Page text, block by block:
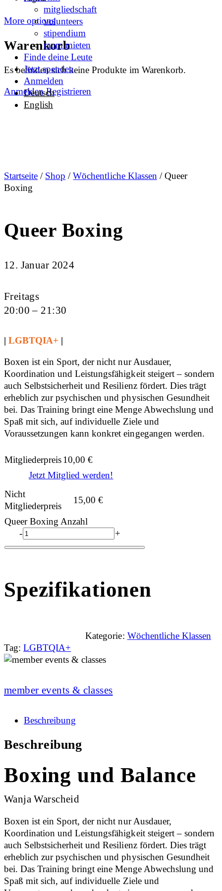
More options
Warenkorb
Es befinden sich keine Produkte im Warenkorb.
Anmelden Registrieren
mitgliedschaft
volunteers
stipendium
raum mieten
Finde deine Leute
Jetzt spenden
Anmelden
Deutsch
English
Startseite / Shop /Wöchentliche Klassen/ Queer
Boxing
Queer Boxing
12. Januar 2024
Freitags
20:00 – 21:30
|LGBTQIA+ |
Boxen ist ein Sport, der nicht nur Ausdauer,
Koordination und Leistungsfähigkeit steigert – sondern
auch Selbstsicherheit und Resilienz fördert. Dies trägt
erheblich zur psychischen und physischen Gesundheit
bei. Das Training bringt eine Menge Abwechslung und
Spaß mit sich, auf individuelle Ziele und
Voraussetzungen kann konkret eingegangen werden.
Mitgliederpreis10,00€
Jetzt Mitglied werden!
Nicht
Mitgliederpreis
15,00€
Queer Boxing Anzahl
-
+
Spezifikationen
Kategorie: Wöchentliche Klassen
Tag: LGBTQIA+
member events & classes
Beschreibung
Beschreibung
Boxing und Balance
Wanja Warscheid
Boxen ist ein Sport, der nicht nur Ausdauer,
Koordination und Leistungsfähigkeit steigert – sondern
auch Selbstsicherheit und Resilienz fördert. Dies trägt
erheblich zur psychischen und physischen Gesundheit
bei. Das Training bringt eine Menge Abwechslung und
Spaß mit sich, auf individuelle Ziele und